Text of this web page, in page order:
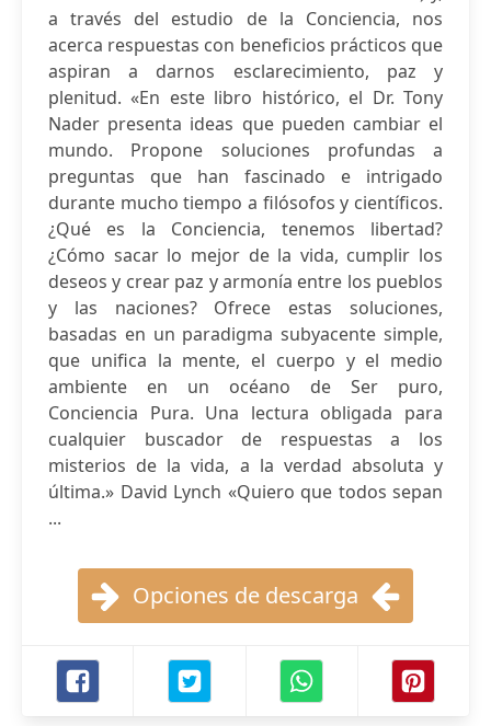
a través del estudio de la Conciencia, nos
acerca respuestas con beneficios prácticos que
aspiran a darnos esclarecimiento, paz y
plenitud. «En este libro histórico, el Dr. Tony
Nader presenta ideas que pueden cambiar el
mundo. Propone soluciones profundas a
preguntas que han fascinado e intrigado
durante mucho tiempo a filósofos y científicos.
¿Qué es la Conciencia, tenemos libertad?
¿Cómo sacar lo mejor de la vida, cumplir los
deseos y crear paz y armonía entre los pueblos
y las naciones? Ofrece estas soluciones,
basadas en un paradigma subyacente simple,
que unifica la mente, el cuerpo y el medio
ambiente en un océano de Ser puro,
Conciencia Pura. Una lectura obligada para
cualquier buscador de respuestas a los
misterios de la vida, a la verdad absoluta y
última.» David Lynch «Quiero que todos sepan
...
Opciones de descarga